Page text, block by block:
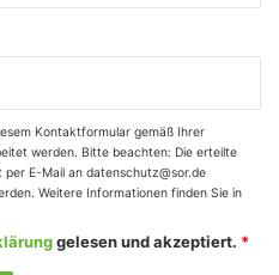
Kontaktformular gemäß Ihrer
werden. Bitte beachten: Die erteilte
E-Mail an datenschutz@sor.de
Weitere Informationen finden Sie in
gelesen und akzeptiert. *